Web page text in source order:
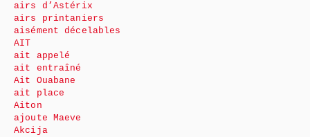
airs d’Astérix
airs printaniers
aisément décelables
AIT
ait appelé
ait entraîné
Ait Ouabane
ait place
Aiton
ajoute Maeve
Akcija